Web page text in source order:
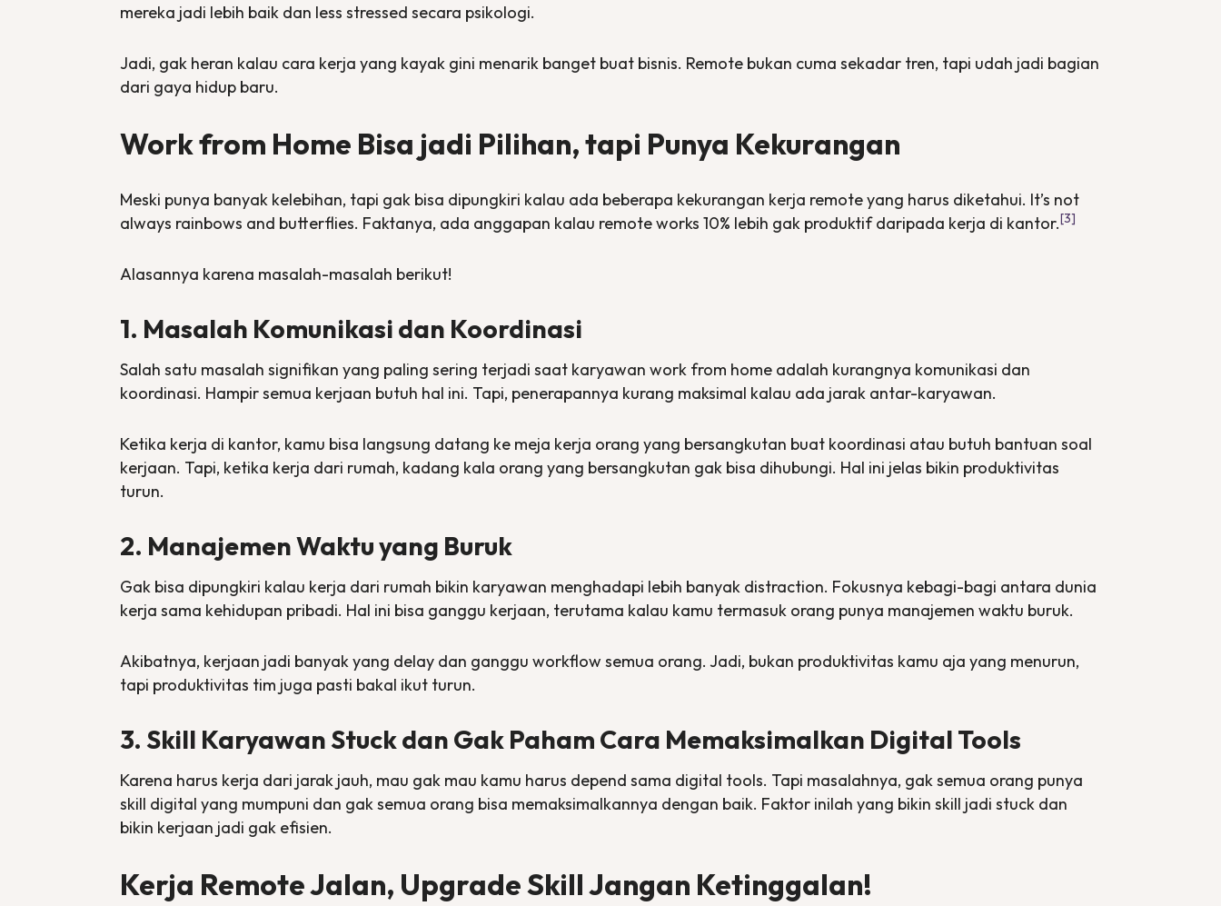
mereka jadi lebih baik dan less stressed secara psikologi.
Jadi, gak heran kalau cara kerja yang kayak gini menarik banget buat bisnis. Remote bukan cuma sekadar tren, tapi udah jadi bagian
dari gaya hidup baru.
Work from Home Bisa jadi Pilihan, tapi Punya Kekurangan
Meski punya banyak kelebihan, tapi gak bisa dipungkiri kalau ada beberapa kekurangan kerja remoteyang harus diketahui. It’s not
always rainbows and butterflies. Faktanya, ada anggapan kalau remote works 10% lebih gak produktif daripada kerja di kantor.[3]
Alasannya karena masalah-masalah berikut!
1. Masalah Komunikasi dan Koordinasi
Salah satu masalah signifikan yang paling sering terjadi saat karyawan work from home adalah kurangnya komunikasi dan
koordinasi. Hampir semua kerjaan butuh hal ini. Tapi, penerapannya kurang maksimal kalau ada jarak antar-karyawan.
Ketika kerja di kantor, kamu bisa langsung datang ke meja kerja orang yang bersangkutan buat koordinasi atau butuh bantuan soal
kerjaan. Tapi, ketika kerja dari rumah, kadang kala orang yang bersangkutan gak bisa dihubungi. Hal ini jelas bikin produktivitas
turun.
2. Manajemen Waktu yang Buruk
Gak bisa dipungkiri kalau kerja dari rumah bikin karyawan menghadapi lebih banyak distraction. Fokusnya kebagi-bagi antara dunia
kerja sama kehidupan pribadi. Hal ini bisa ganggu kerjaan, terutama kalau kamu termasuk orang punya manajemen waktu buruk.
Akibatnya, kerjaan jadi banyak yang delay dan ganggu workflow semua orang. Jadi, bukan produktivitas kamu aja yang menurun,
tapi produktivitas tim juga pasti bakal ikut turun.
3. Skill Karyawan Stuck dan Gak Paham Cara Memaksimalkan Digital Tools
Karena harus kerja dari jarak jauh, mau gak mau kamu harus depend sama digital tools. Tapi masalahnya, gak semua orang punya
skill digital yang mumpuni dan gak semua orang bisa memaksimalkannya dengan baik. Faktor inilah yang bikin skill jadi stuck dan
bikin kerjaan jadi gak efisien.
Kerja Remote Jalan, Upgrade Skill Jangan Ketinggalan!